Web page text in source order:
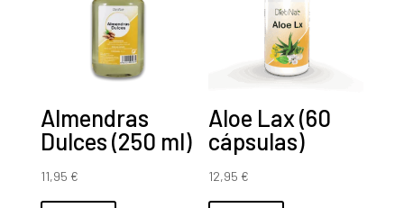
Almendras
Dulces (250 ml)
11,95 €
Aloe Lax (60
cápsulas)
12,95 €